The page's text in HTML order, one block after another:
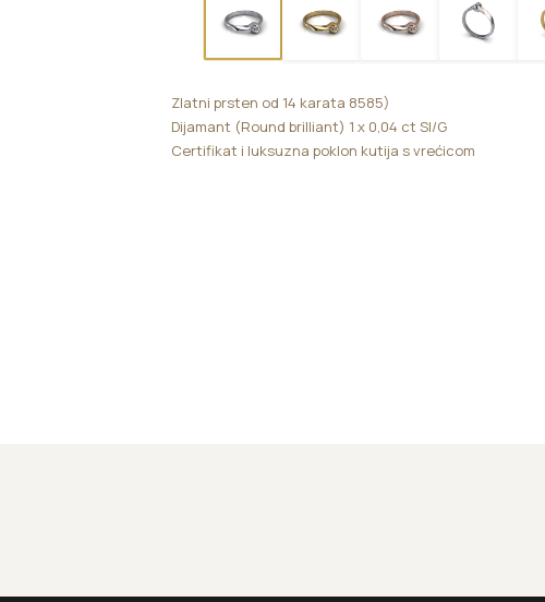
Zlatni prsten od 14 karata 8585)
Dijamant (Round brilliant) 1 x 0,04 ct SI/G
Certifikat i luksuzna poklon kutija s vrećicom